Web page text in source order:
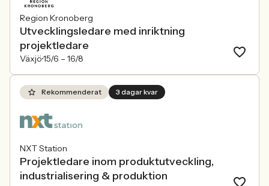
Region Kronoberg
Utvecklingsledare med inriktning
projektledare
Växjö15/6 – 16/8
Rekommenderat 3 dagar kvar
NXT Station
Projektledare inom produktutveckling,
industrialisering & produktion